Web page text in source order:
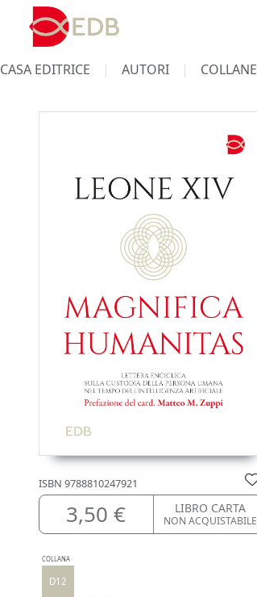
CASA EDITRICE AUTORI COLLANE
ISBN 9788810247921
3,50 € LIBRO CARTA
NON ACQUISTABILE
COLLANA
D12